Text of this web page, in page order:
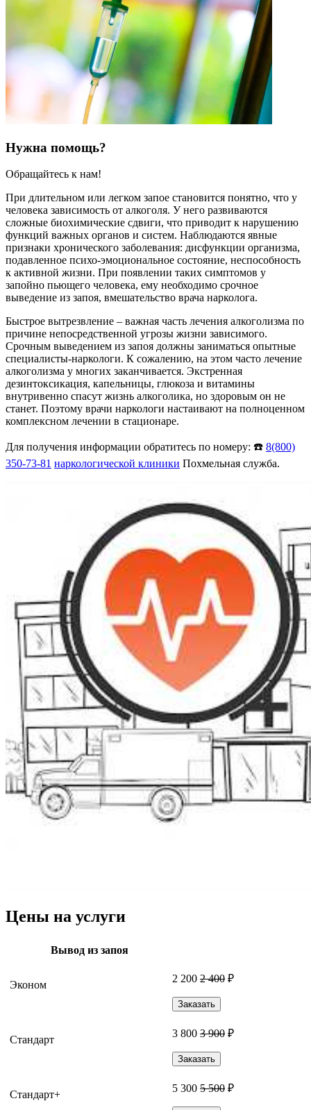
Нужна помощь?
Обращайтесь к нам!
При длительном или легком запое становится понятно, что у
человека зависимость от алкоголя. У него развиваются
сложные биохимические сдвиги, что приводит к нарушению
функций важных органов и систем. Наблюдаются явные
признаки хронического заболевания: дисфункции организма,
подавленное психо-эмоциональное состояние, неспособность
к активной жизни. При появлении таких симптомов у
запойно пьющего человека, ему необходимо срочное
выведение из запоя, вмешательство врача нарколога.
Быстрое вытрезвление – важная часть лечения алкоголизма по
причине непосредственной угрозы жизни зависимого.
Срочным выведением из запоя должны заниматься опытные
специалисты-наркологи. К сожалению, на этом часто лечение
алкоголизма у многих заканчивается. Экстренная
дезинтоксикация, капельницы, глюкоза и витамины
внутривенно спасут жизнь алкоголика, но здоровым он не
станет. Поэтому врачи наркологи настаивают на полноценном
комплексном лечении в стационаре.
Для получения информации обратитесь по номеру: ☎️ 8(800)
350-73-81 наркологической клиники Похмельная служба.
Цены на услуги
Вывод из запоя
Эконом
2 200 2 400 ₽
Заказать
Стандарт
3 800 3 900 ₽
Заказать
Стандарт+
5 300 5 500 ₽